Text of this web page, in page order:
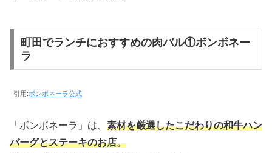
町田でランチにおすすめの肉バル①ボンボネー
ラ
引用:ボンボネーラ公式
「ボンボネーラ」は、 素材を厳選したこだわりの和牛ハン
バーグとステーキのお店。